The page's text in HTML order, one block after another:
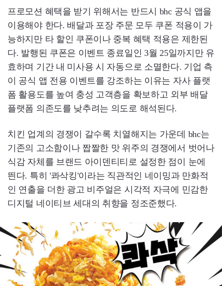
프로모션 혜택을 받기 위해서는 반드시 bhc 공식 앱을
이용해야 한다. 배달과 포장 주문 모두 쿠폰 적용이 가
능하지만 타 할인 쿠폰이나 중복 혜택 적용은 제한된
다. 발행된 쿠폰은 이벤트 종료일인 3월 25일까지만 유
효하며 기간 내 미사용 시 자동으로 소멸한다. 기업 측
이 공식 앱 전용 이벤트를 강조하는 이유는 자사 플랫
폼 활용도를 높여 충성 고객층을 확보하고 외부 배달
플랫폼 의존도를 낮추려는 의도로 해석된다.
치킨 업계의 경쟁이 갈수록 치열해지는 가운데 bhc는
기존의 고소함이나 짭짤한 맛 위주의 경쟁에서 벗어나
식감 자체를 브랜드 아이덴티티로 설정한 점이 눈에
띈다. 특히 '콰삭킹'이라는 직관적인 네이밍과 만화적
인 연출을 더한 광고 비주얼은 시각적 자극에 민감한
디지털 네이티브 세대의 취향을 정조준했다.